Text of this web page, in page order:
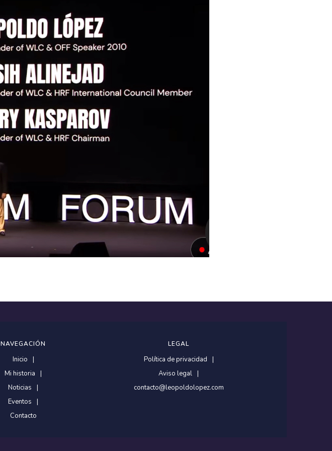
NAVEGACIÓN
Inicio
Mi historia
Noticias
Eventos
Contacto
LEGAL
Política de privacidad
Aviso legal
contacto@leopoldolopez.com